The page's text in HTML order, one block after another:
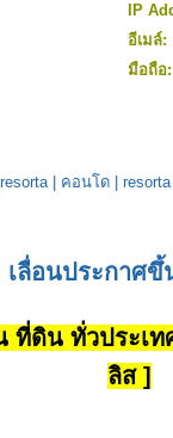
IP
อีเมล์:
มือถือ:
resorta| คอนโด
เลื่อนประกาศขึ้
ดิน ทั่วประเท
ลิส ]